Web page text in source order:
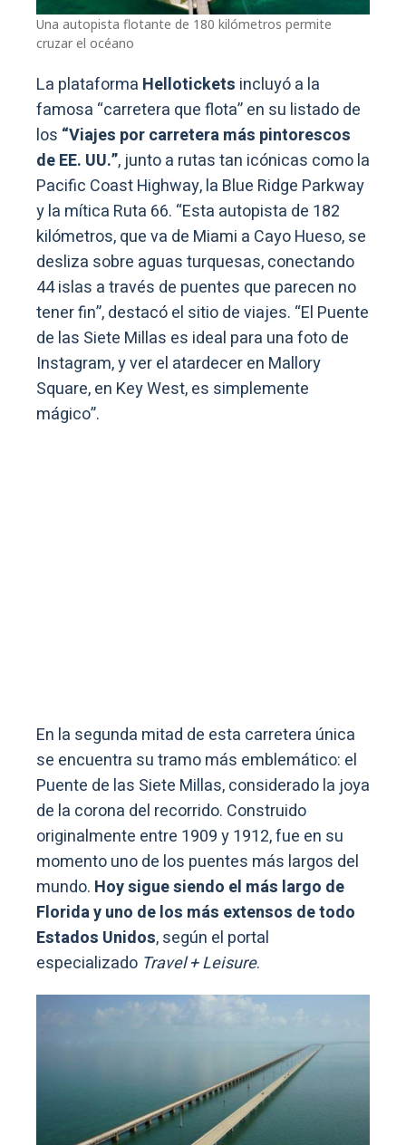
Una autopista flotante de 180 kilómetros permite
cruzar el océano
La plataforma Hellotickets incluyó a la
famosa “carretera que flota” en su listado de
los “Viajes por carretera más pintorescos
de EE. UU.”, junto a rutas tan icónicas como la
Pacific Coast Highway, la Blue Ridge Parkway
y la mítica Ruta 66. “Esta autopista de 182
kilómetros, que va de Miami a Cayo Hueso, se
desliza sobre aguas turquesas, conectando
44 islas a través de puentes que parecen no
tener fin”, destacó el sitio de viajes. “El Puente
de las Siete Millas es ideal para una foto de
Instagram, y ver el atardecer en Mallory
Square, en Key West, es simplemente
mágico”.
En la segunda mitad de esta carretera única
se encuentra su tramo más emblemático: el
Puente de las Siete Millas, considerado la joya
de la corona del recorrido. Construido
originalmente entre 1909 y 1912, fue en su
momento uno de los puentes más largos del
mundo. Hoy sigue siendo el más largo de
Florida y uno de los más extensos de todo
Estados Unidos, según el portal
especializado Travel + Leisure.